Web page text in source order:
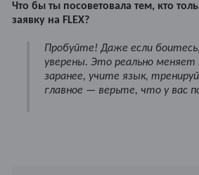
Что бы ты посоветовала тем, кто
заявку на FLEX?
Пробуйте! Даже если
уверены. Это реально меняет
заранее, учите язык,
главное — верьте, что у вас